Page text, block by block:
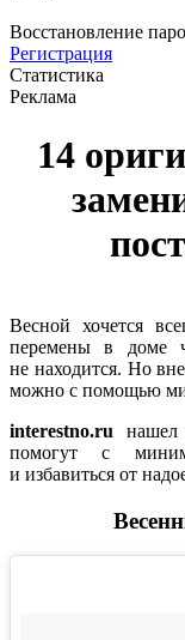
Восстановление
Регистрация
Статистика
Реклама
14
Весной хочется
перемены в доме
не находится. Но
можно с помощью
interestno.ru нашел
помогут с
и избавиться от